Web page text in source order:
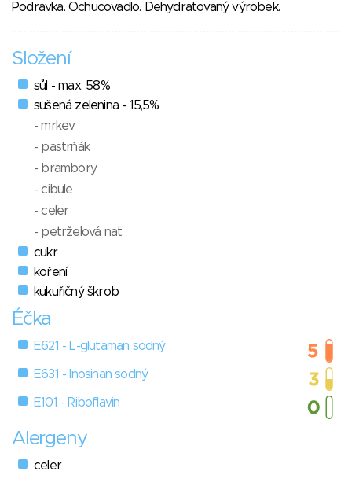
Podravka. Ochucovadlo. Dehydratovaný výrobek.
Složení
sůl - max. 58%
sušená zelenina - 15,5%
- mrkev
- pastrňák
- brambory
- cibule
- celer
- petrželová nať
cukr
koření
kukuřičný škrob
Éčka
E621 - L-glutaman sodný
E631 - Inosinan sodný
E101 - Riboflavin
Alergeny
celer